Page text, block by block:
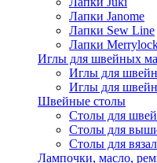
Лапки Janome
Лапки Sew Line
Лапки
Иглы для швейных
Иглы для
Иглы для
Швейные столы
Столы для
Столы для
Столы для
Лампочки, масло,